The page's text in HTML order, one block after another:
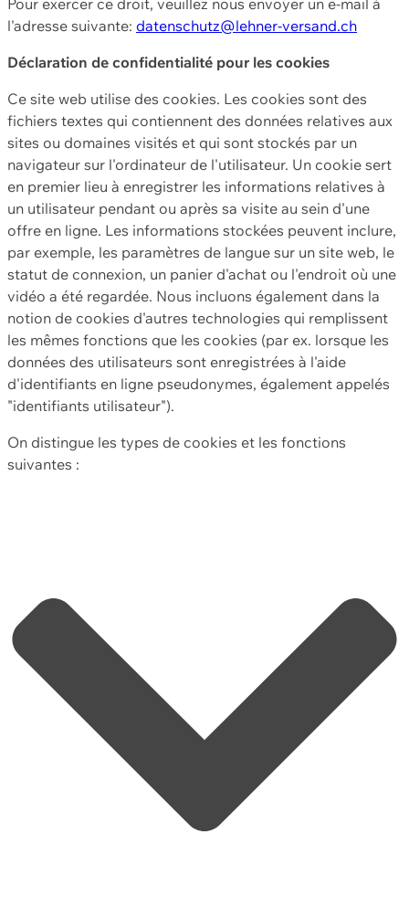
l'adresse suivante: datenschutz@lehner-versand.ch
Déclaration de confidentialité pour les cookies
Ce site web utilise des cookies. Les cookies sont des
fichiers textes qui contiennent des données relatives aux
sites ou domaines visités et qui sont stockés par un
navigateur sur l'ordinateur de l'utilisateur. Un cookie sert
en premier lieu à enregistrer les informations relatives à
un utilisateur pendant ou après sa visite au sein d'une
offre en ligne. Les informations stockées peuvent inclure,
par exemple, les paramètres de langue sur un site web, le
statut de connexion, un panier d'achat ou l'endroit où une
vidéo a été regardée. Nous incluons également dans la
notion de cookies d'autres technologies qui remplissent
les mêmes fonctions que les cookies (par ex. lorsque les
données des utilisateurs sont enregistrées à l'aide
d'identifiants en ligne pseudonymes, également appelés
"identifiants utilisateur").
On distingue les types de cookies et les fonctions
suivantes :